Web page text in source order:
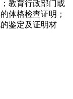
教育行政部门或
体格检查证明；
鉴定及证明材